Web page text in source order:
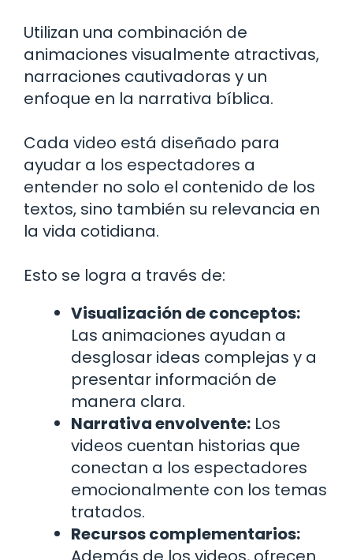
Utilizan una combinación de
animaciones visualmente atractivas,
narraciones cautivadoras y un
enfoque en la narrativa bíblica.
Cada video está diseñado para
ayudar a los espectadores a
entender no solo el contenido de los
textos, sino también su relevancia en
la vida cotidiana.
Esto se logra a través de:
Visualización de conceptos:
Las animaciones ayudan a
desglosar ideas complejas y a
presentar información de
manera clara.
Narrativa envolvente: Los
videos cuentan historias que
conectan a los espectadores
emocionalmente con los temas
tratados.
Recursos complementarios: